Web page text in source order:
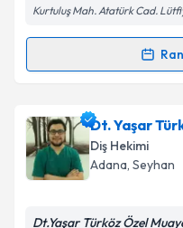
Kişisel
Metni'ni
Kurtuluş Mah. Atatürk Cad.
Randevu
Dt. İbrahim
oluşturun. Size bu
takvim
Dt. Yaşar
Diş Hekimi
Adana, Seyhan
Dt.Yaşar Türköz Özel